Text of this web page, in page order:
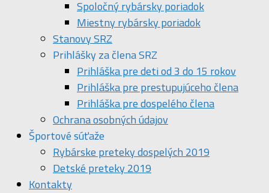
Spoločný rybársky poriadok
Miestny rybársky poriadok
Stanovy SRZ
Prihlášky za člena SRZ
Prihláška pre deti od 3 do 15 rokov
Prihláška pre prestupujúceho člena
Prihláška pre dospelého člena
Ochrana osobných údajov
Športové súťaže
Rybárske preteky dospelých 2019
Detské preteky 2019
Kontakty